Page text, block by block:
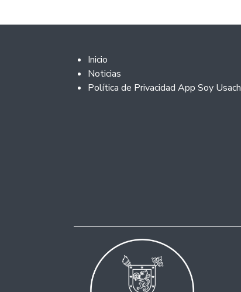
Footer 2
Inicio
Noticias
Política de Privacidad App Soy Usach